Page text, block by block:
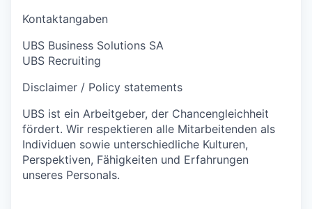
Kontaktangaben
UBS Business Solutions SA
UBS Recruiting
Disclaimer / Policy statements
UBS ist ein Arbeitgeber, der Chancengleichheit
fördert. Wir respektieren alle Mitarbeitenden als
Individuen sowie unterschiedliche Kulturen,
Perspektiven, Fähigkeiten und Erfahrungen
unseres Personals.